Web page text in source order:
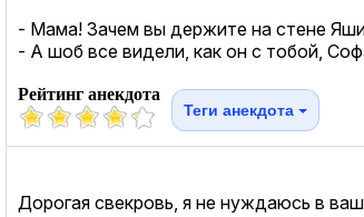
- Мама! Зачем вы держите на стене
- А шоб все видели, как он с тобой,
Рейтинг анекдота
Теги анекдота
Дорогая свекровь, я не нуждаюсь в